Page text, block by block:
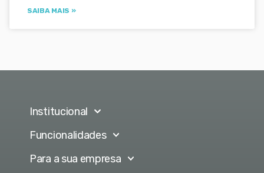
SAIBA MAIS »
Institucional
Funcionalidades
Para a sua empresa